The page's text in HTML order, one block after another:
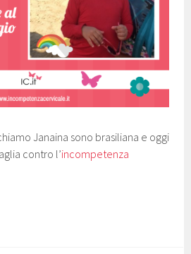
Janaina sono brasiliana e oggi
contro l’incompetenza